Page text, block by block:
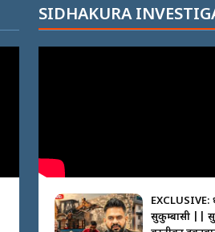
SIDHAKURA
EXCLUSIVE:
सुकुम्बासी ||